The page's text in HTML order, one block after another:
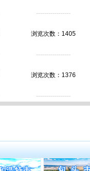
-----------------
浏览次数：1405
-----------------
浏览次数：1376
-----------------